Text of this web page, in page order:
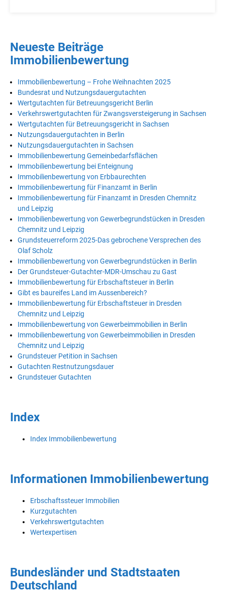
Neueste Beiträge
Immobilienbewertung
Immobilienbewertung – Frohe Weihnachten 2025
Bundesrat und Nutzungsdauergutachten
Wertgutachten für Betreuungsgericht Berlin
Verkehrswertgutachten für Zwangsversteigerung in Sachsen
Wertgutachten für Betreuungsgericht in Sachsen
Nutzungsdauergutachten in Berlin
Nutzungsdauergutachten in Sachsen
Immobilienbewertung Gemeinbedarfsflächen
Immobilienbewertung bei Enteignung
Immobilienbewertung von Erbbaurechten
Immobilienbewertung für Finanzamt in Berlin
Immobilienbewertung für Finanzamt in Dresden Chemnitz
und Leipzig
Immobilienbewertung von Gewerbegrundstücken in Dresden
Chemnitz und Leipzig
Grundsteuerreform 2025-Das gebrochene Versprechen des
Olaf Scholz
Immobilienbewertung von Gewerbegrundstücken in Berlin
Der Grundsteuer-Gutachter-MDR-Umschau zu Gast
Immobilienbewertung für Erbschaftsteuer in Berlin
Gibt es baureifes Land im Aussenbereich?
Immobilienbewertung für Erbschaftsteuer in Dresden
Chemnitz und Leipzig
Immobilienbewertung von Gewerbeimmobilien in Berlin
Immobilienbewertung von Gewerbeimmobilien in Dresden
Chemnitz und Leipzig
Grundsteuer Petition in Sachsen
Gutachten Restnutzungsdauer
Grundsteuer Gutachten
Index
Index Immobilienbewertung
Informationen Immobilienbewertung
Erbschaftssteuer Immobilien
Kurzgutachten
Verkehrswertgutachten
Wertexpertisen
Bundesländer und Stadtstaaten
Deutschland